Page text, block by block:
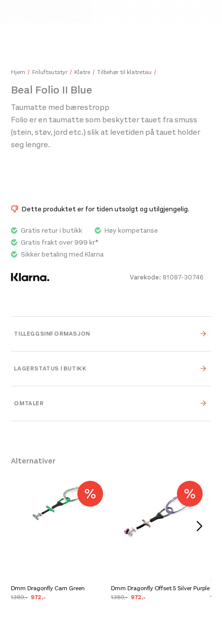
750,- 450,-
Hjem Friluftsutstyr Klatre Tilbehør til klatretau
Beal Folio II Blue
Taumatte med bærestropp
Folio er en taumatte som beskytter tauet fra smuss
(stein, støv, jord etc.) slik at levetiden på tauet holder
seg lengre.
Dette produktet er for tiden utsolgt og utilgjengelig.
Varekode: 81087-30746
Gratis retur i butikk
Høy kompetanse
Gratis frakt over 999 kr*
Sikker betaling med Klarna
TILLEGGSINFORMASJON
0,000 × 0,000 × 0,000
Størrelse One Size
Farge
LAGERSTATUS I BUTIKK
Platou Madla
Se butikkinformasjon
OMTALER
Alternativer
Dmm Dragonfly Cam Green
1.389,- 972,-
Dmm Dragonfly Offset 5 Silver Purple
1.389,- 972,-